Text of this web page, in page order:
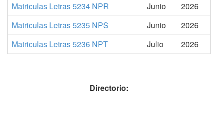
Matriculas Letras 5234 NPR
Junio
2026
Matriculas Letras 5235 NPS
Junio
2026
Matriculas Letras 5236 NPT
Julio 2026
Directorio: